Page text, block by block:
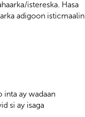
istereska. Hasa
adigoon isticmaalin
inta ay wadaan
si ay isaga